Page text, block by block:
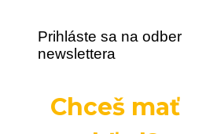
Prihláste sa na odber
newslettera
Chceš mať